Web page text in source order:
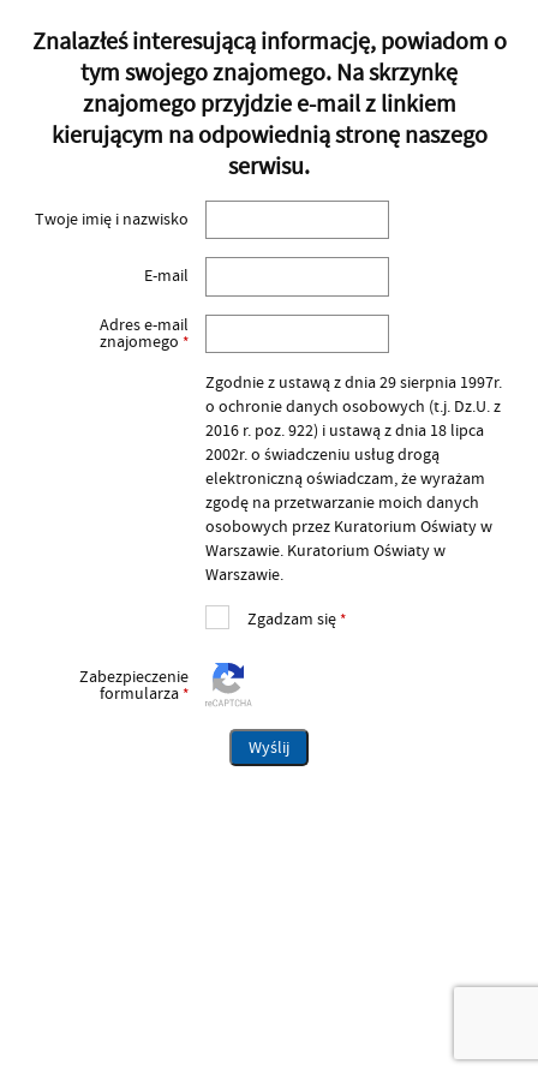
Znalazłeś interesującą informację, powiadom o
tym swojego znajomego. Na skrzynkę
znajomego przyjdzie e-mail z linkiem
kierującym na odpowiednią stronę naszego
serwisu.
Twoje imię i nazwisko
E-mail
Adres e-mail
znajomego *
Zgodnie z ustawą z dnia 29 sierpnia 1997r.
o ochronie danych osobowych (t.j. Dz.U. z
2016 r. poz. 922) i ustawą z dnia 18 lipca
2002r. o świadczeniu usług drogą
elektroniczną oświadczam, że wyrażam
zgodę na przetwarzanie moich danych
osobowych przez Kuratorium Oświaty w
Warszawie. Kuratorium Oświaty w
Warszawie.
Zgadzam się*
Zabezpieczenie
formularza*